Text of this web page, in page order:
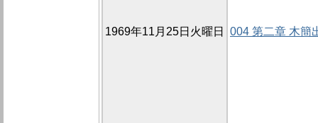
1969年11月25日火曜日 004 第二章 木簡